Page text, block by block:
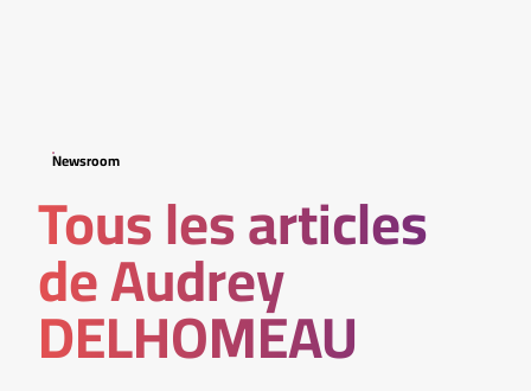
Newsroom
Tous les articles
de Audrey
DELHOMEAU